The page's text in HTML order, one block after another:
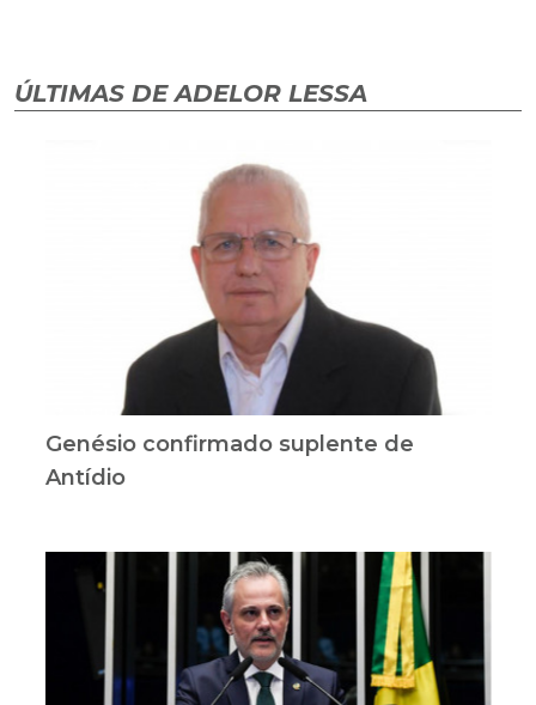
ÚLTIMAS DE ADELOR LESSA
Genésio confirmado suplente de
Antídio